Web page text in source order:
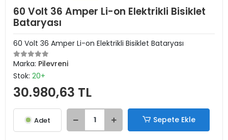
60 Volt 36 Amper Li-on Elektrikli Bisiklet
Bataryası
60 Volt 36 Amper Li-on Elektrikli Bisiklet Bataryası
Marka: Pilevreni
Stok: 20+
30.980,63 TL
Adet Sepete Ekle